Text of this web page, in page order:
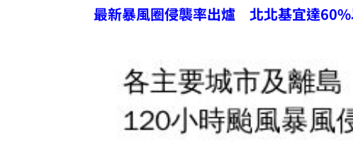
最新暴風圈侵襲率出爐 北北基宜達